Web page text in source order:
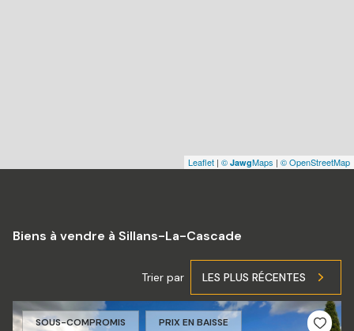
Leaflet | © JawgMaps | © OpenStreetMap
Biens à vendre à Sillans-La-Cascade
Trier par LES PLUS RÉCENTES
SOUS-COMPROMIS PRIX EN BAISSE